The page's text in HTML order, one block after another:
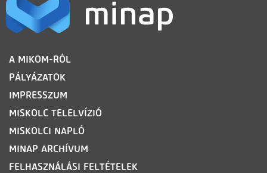
LÁBLÉC
A MIKOM-RÓL
PÁLYÁZATOK
IMPRESSZUM
MISKOLC TELELVÍZIÓ
MISKOLCI NAPLÓ
MINAP ARCHÍVUM
FELHASZNÁLÁSI FELTÉTELEK